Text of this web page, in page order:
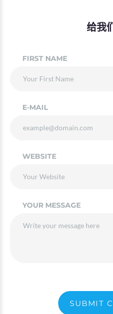
给我
FIRST NAME
E-MAIL
WEBSITE
YOUR MESSAGE
SUBMIT